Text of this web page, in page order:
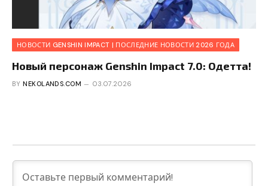
НОВОСТИ GENSHIN IMPACT | ПОСЛЕДНИЕ НОВОСТИ 2026 ГОДА
Новый персонаж Genshin Impact 7.0: Одетта!
BY NEKOLANDS.COM 03.07.2026